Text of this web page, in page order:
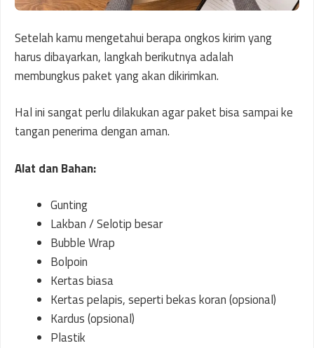
Setelah kamu mengetahui berapa ongkos kirim yang
harus dibayarkan, langkah berikutnya adalah
membungkus paket yang akan dikirimkan.
Hal ini sangat perlu dilakukan agar paket bisa sampai ke
tangan penerima dengan aman.
Alat dan Bahan:
Gunting
Lakban / Selotip besar
Bubble Wrap
Bolpoin
Kertas biasa
Kertas pelapis, seperti bekas koran (opsional)
Kardus (opsional)
Plastik